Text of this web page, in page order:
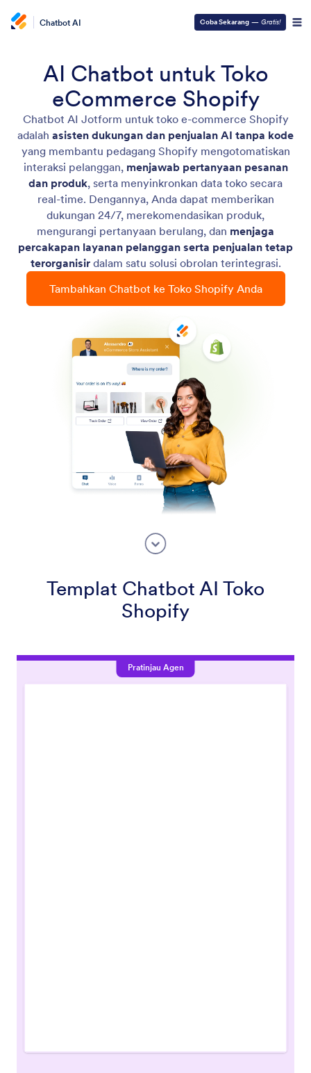
Chatbot AI Coba Sekarang — Gratis!
AI Chatbot untuk Toko
eCommerce Shopify
Chatbot AI Jotform untuk toko e-commerce Shopify
adalah asisten dukungan dan penjualan AI tanpa kode
yang membantu pedagang Shopify mengotomatiskan
interaksi pelanggan, menjawab pertanyaan pesanan
dan produk, serta menyinkronkan data toko secara
real-time. Dengannya, Anda dapat memberikan
dukungan 24/7, merekomendasikan produk,
mengurangi pertanyaan berulang, dan menjaga
percakapan layanan pelanggan serta penjualan tetap
terorganisirdalam satu solusi obrolan terintegrasi.
Tambahkan Chatbot ke Toko Shopify Anda
Templat Chatbot AI Toko
Shopify